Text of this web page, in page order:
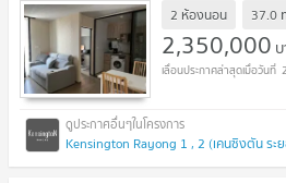
2 ห้องนอน 37.0
2,350,000
Kensington Rayong 1 , 2 (เคนซิงตัน ระ